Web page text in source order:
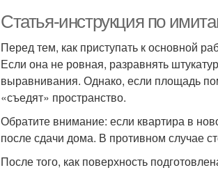
Статья-инструкция по
Перед тем, как приступать к основной
Если она не ровная, разравнять
выравнивания. Однако, если площадь
«съедят» пространство.
Обратите внимание: если квартира в
после сдачи дома. В противном случае
После того, как поверхность